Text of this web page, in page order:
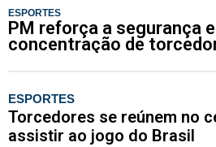
ESPORTES
PM reforça a segurança
concentração de
ESPORTES
Torcedores se reúnem no
assistir ao jogo do Brasil